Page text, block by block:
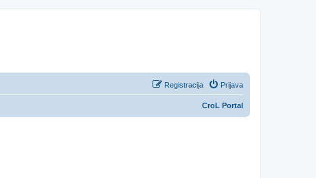
Prijava
Registracija
CroL Portal